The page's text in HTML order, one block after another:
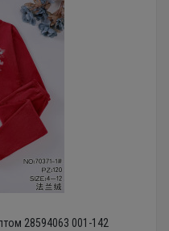
28594063 001-142